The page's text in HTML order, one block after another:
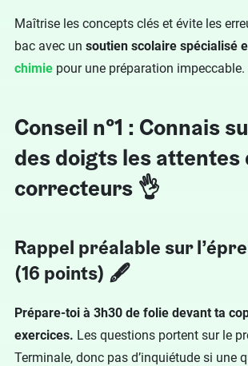
Maîtrise les concepts clés et évite les
bac avec un soutien scolaire spécialisé
chimie pour une préparation
Conseil n°1 : Connais
des doigts les attentes
correcteurs 👌
Rappel préalable sur
(16 points) 🖋
Prépare-toi à 3h30 de folie devant ta
exercices. Les questions portent sur le
Terminale, donc pas d’inquiétude si une